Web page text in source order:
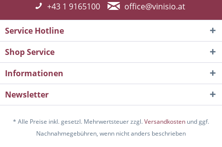
+43 1 9165100
office@vinisio.at
Service Hotline
Shop Service
Informationen
Newsletter
* Alle Preise inkl. gesetzl. Mehrwertsteuer zzgl.Versandkosten und ggf.
Nachnahmegebühren, wenn nicht anders beschrieben